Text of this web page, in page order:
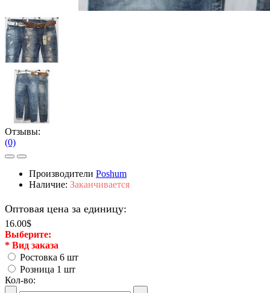
Отзывы:
(0)
Производители Poshum
Наличие: Заканчивается
Оптовая цена за единицу:
16.00$
Выберите:
* Вид заказа
Ростовка 6 шт
Розница 1 шт
Кол-во: